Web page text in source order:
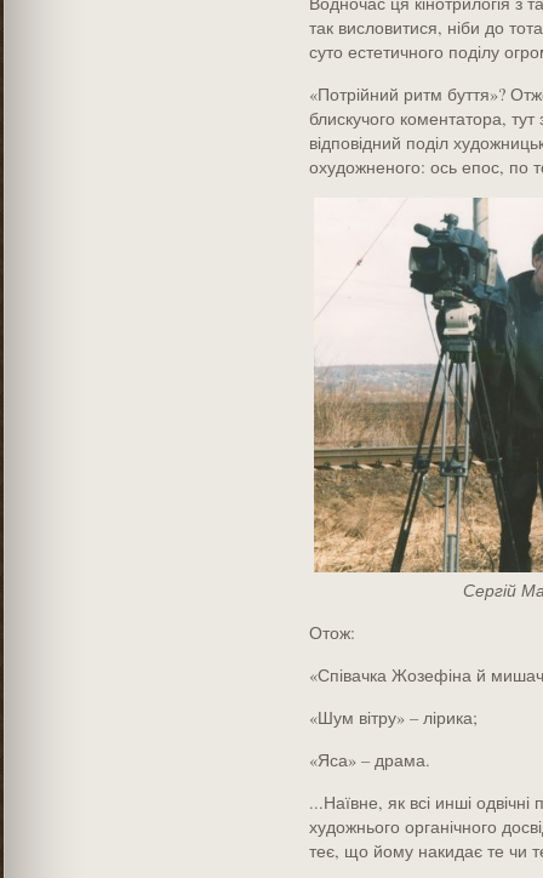
так висловитися, ніби до
суто естетичного поділу
«Потрійний ритм буття»?
блискучого коментатора,
відповідний поділ
охудожненого: ось епос, по
Сергій
Отож:
«Співачка Жозефіна й
«Шум вітру» – лірика;
«Яса» – драма.
...Наївне, як всі инші одвічні
художнього органічного
теє, що йому накидає те чи